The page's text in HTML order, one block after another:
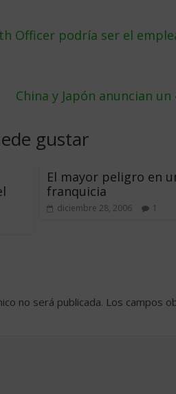
Officer podría ser el
China y Japón anuncian
gustar
El mayor peligro en
franquicia
diciembre 28, 2006 1
no será publicada. Los campos